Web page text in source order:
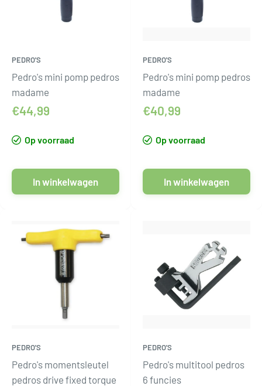
PEDRO'S
Pedro's mini pomp pedros
madame
€44,99
Op voorraad
In winkelwagen
PEDRO'S
Pedro's mini pomp pedros
madame
€40,99
Op voorraad
In winkelwagen
PEDRO'S
Pedro's momentsleutel
pedros drive fixed torque
PEDRO'S
Pedro's multitool pedros
6 funcies